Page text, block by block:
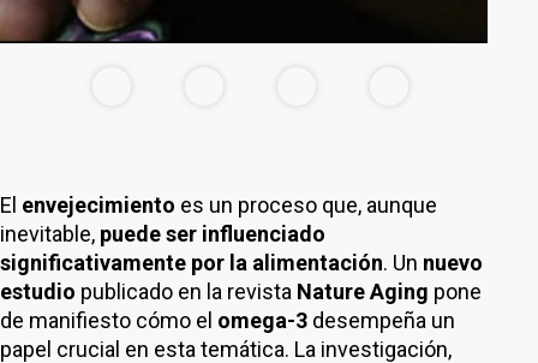
El envejecimiento es un proceso que, aunque
inevitable, puede ser influenciado
significativamente por la alimentación. Un nuevo
estudio publicado en la revista Nature Aging pone
de manifiesto cómo el omega-3 desempeña un
papel crucial en esta temática. La investigación,